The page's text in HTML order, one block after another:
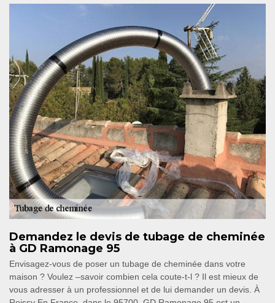
Demandez le devis de tubage de cheminée
à GD Ramonage 95
Envisagez-vous de poser un tubage de cheminée dans votre
maison ? Voulez –savoir combien cela coute-t-l ? Il est mieux de
vous adresser à un professionnel et de lui demander un devis. À